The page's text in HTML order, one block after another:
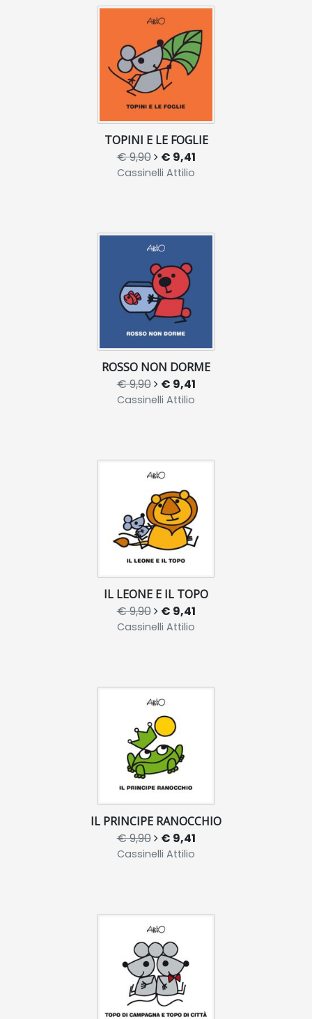
TOPINI E LE FOGLIE
€ 9,90 € 9,41
Cassinelli Attilio
ROSSO NON DORME
€ 9,90 € 9,41
Cassinelli Attilio
IL LEONE E IL TOPO
€ 9,90 € 9,41
Cassinelli Attilio
IL PRINCIPE RANOCCHIO
€ 9,90 € 9,41
Cassinelli Attilio